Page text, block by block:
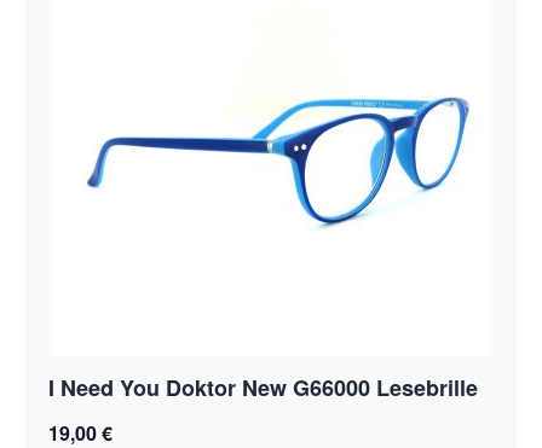
I Need You Doktor New G66000 Lesebrille
19,00 €